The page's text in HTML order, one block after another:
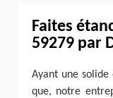
Faites
59279 par
Ayant une solide
que, notre